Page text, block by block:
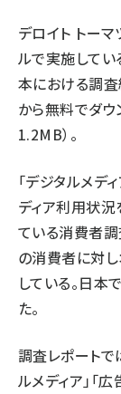
デロイト トーマ
ルで実施してい
本における調査
から無料でダウ
1.2MB）。
「デジタルメデ
ディア利用状
ている消費者調
の消費者に対し
している。日
た。
調査レポートで
ルメディア」「